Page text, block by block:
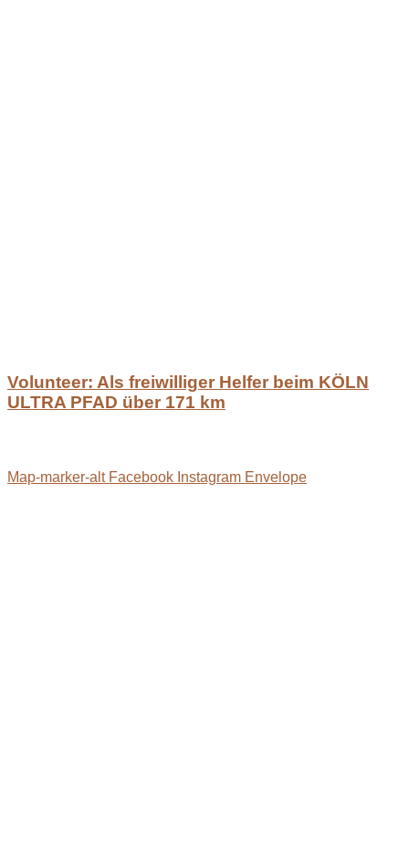
Volunteer: Als freiwilliger Helfer beim KÖLN
ULTRA PFAD über 171 km
Map-marker-alt Facebook Instagram Envelope